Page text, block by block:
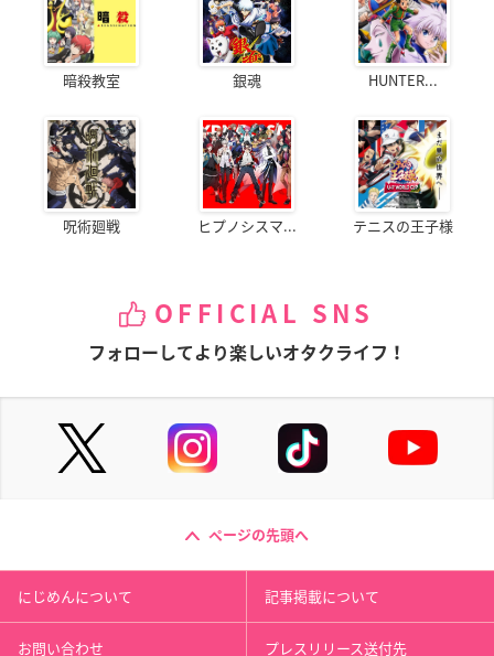
暗殺教室 銀魂 HUNTER...
呪術廻戦 ヒプノシスマ... テニスの王子様
OFFICIAL SNS
フォローしてより楽しいオタクライフ！
ページの先頭へ
にじめんについて 記事掲載について
お問い合わせ プレスリリース送付先